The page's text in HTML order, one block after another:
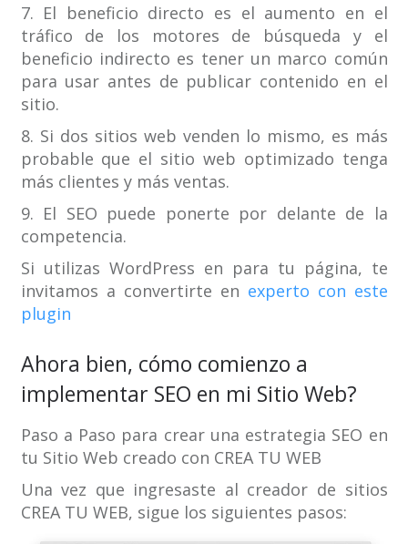
7. El beneficio directo es el aumento en el
tráfico de los motores de búsqueda y el
beneficio indirecto es tener un marco común
para usar antes de publicar contenido en el
sitio.
8. Si dos sitios web venden lo mismo, es más
probable que el sitio web optimizado tenga
más clientes y más ventas.
9. El SEO puede ponerte por delante de la
competencia.
Si utilizas WordPress en para tu página, te
invitamos a convertirte en experto con este
plugin
Ahora bien, cómo comienzo a
implementar SEO en mi Sitio Web?
Paso a Paso para crear una estrategia SEO en
tu Sitio Web creado con CREA TU WEB
Una vez que ingresaste al creador de sitios
CREA TU WEB, sigue los siguientes pasos: